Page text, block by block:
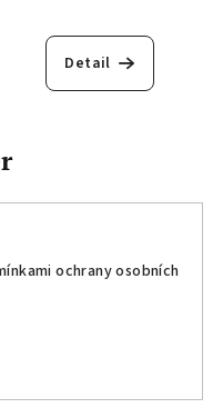
Detail
ochrany osobních